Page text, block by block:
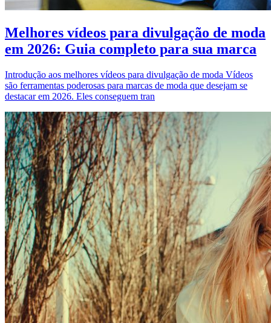
Melhores vídeos para divulgação de moda
em 2026: Guia completo para sua marca
Introdução aos melhores vídeos para divulgação de moda Vídeos
são ferramentas poderosas para marcas de moda que desejam se
destacar em 2026. Eles conseguem tran